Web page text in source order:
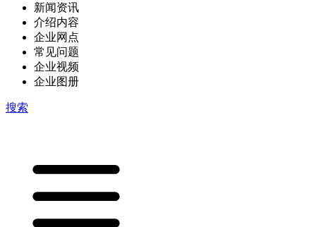
新闻资讯
介绍内容
企业网点
常见问题
企业视频
企业图册
搜索